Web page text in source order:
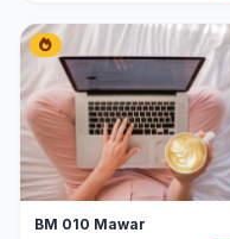
BM 010 Mawar